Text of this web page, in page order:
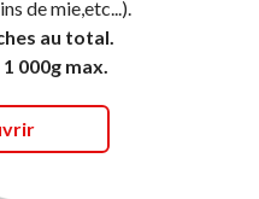
de mie,etc...).
au total.
000g max.